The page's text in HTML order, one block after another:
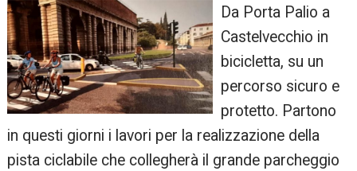
Da Porta Palio a
Castelvecchio in
bicicletta, su un
percorso sicuro e
protetto. Partono
in questi giorni i lavori per la realizzazione della
pista ciclabile che collegherà il grande parcheggio